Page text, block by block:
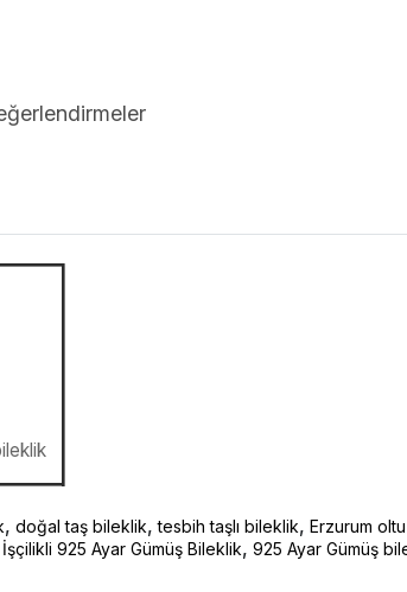
, doğal taş bileklik,tesbih taşlı bileklik, Erzurum
İşçilikli 925 Ayar Gümüş Bileklik, 925 Ayar Gümüş